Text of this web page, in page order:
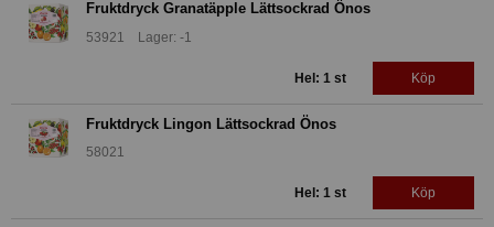
Fruktdryck Granatäpple Lättsockrad Önos
53921 Lager: -1
Hel: 1 st Köp
Fruktdryck Lingon Lättsockrad Önos
58021
Hel: 1 st Köp